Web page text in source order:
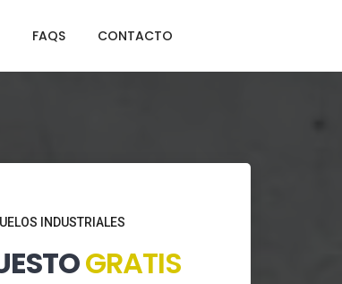
FAQS CONTACTO
INDUSTRIALES
GRATIS